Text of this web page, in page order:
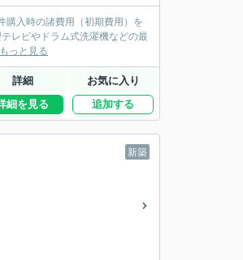
もっと見る
詳細 お気に入り
細を見る 追加する
新築